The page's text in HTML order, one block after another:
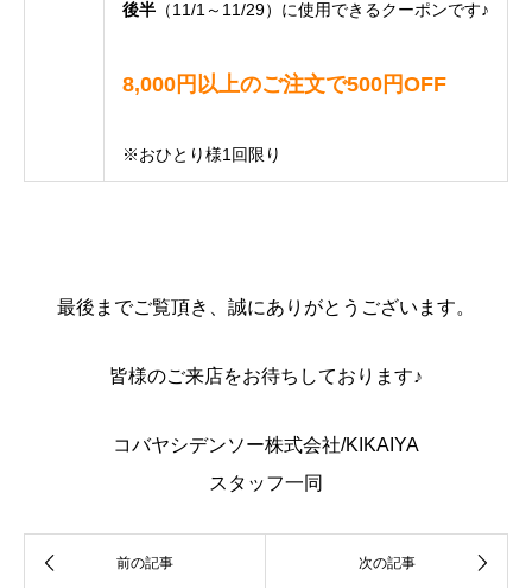
後半 （11/1～11/29）に使用できるクーポンです♪
8,000円以上のご注文で500円OFF
※おひとり様1回限り
最後までご覧頂き、誠にありがとうございます。
皆様のご来店をお待ちしております♪
コバヤシデンソー株式会社/KIKAIYA
スタッフ一同